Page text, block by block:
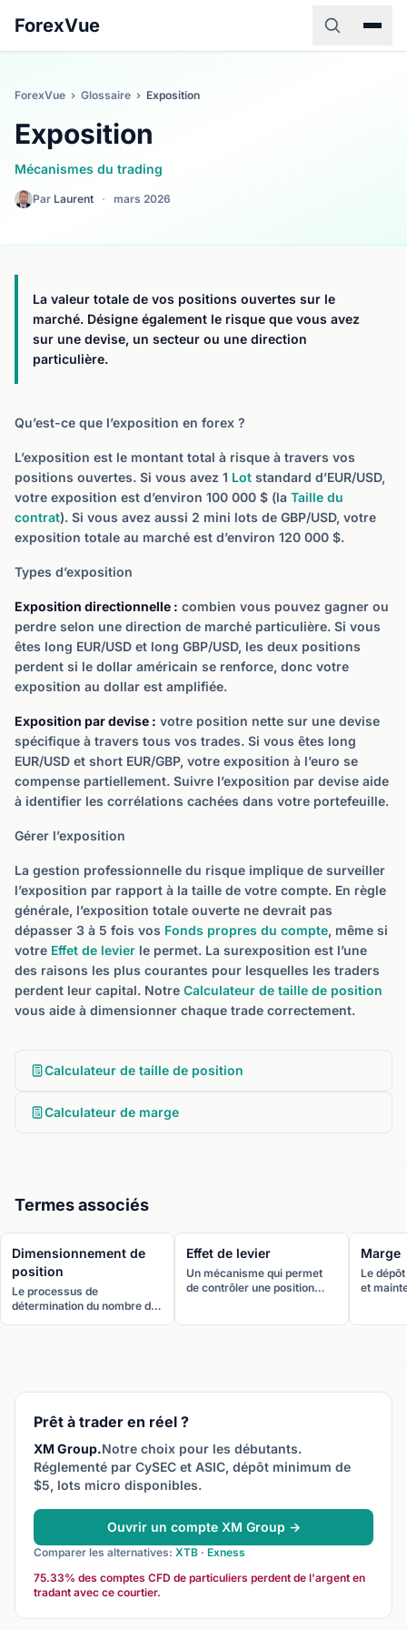
ForexVue
ForexVue › Glossaire › Exposition
Exposition
Mécanismes du trading
Par Laurent · mars 2026
La valeur totale de vos positions ouvertes sur le
marché. Désigne également le risque que vous avez
sur une devise, un secteur ou une direction
particulière.
Qu’est-ce que l’exposition en forex ?
L’exposition est le montant total à risque à travers vos
positions ouvertes. Si vous avez 1 Lot standard d’EUR/USD,
votre exposition est d’environ 100 000 $ (la Taille du
contrat). Si vous avez aussi 2 mini lots de GBP/USD, votre
exposition totale au marché est d’environ 120 000 $.
Types d’exposition
Exposition directionnelle : combien vous pouvez gagner ou
perdre selon une direction de marché particulière. Si vous
êtes long EUR/USD et long GBP/USD, les deux positions
perdent si le dollar américain se renforce, donc votre
exposition au dollar est amplifiée.
Exposition par devise : votre position nette sur une devise
spécifique à travers tous vos trades. Si vous êtes long
EUR/USD et short EUR/GBP, votre exposition à l’euro se
compense partiellement. Suivre l’exposition par devise aide
à identifier les corrélations cachées dans votre portefeuille.
Gérer l’exposition
La gestion professionnelle du risque implique de surveiller
l’exposition par rapport à la taille de votre compte. En règle
générale, l’exposition totale ouverte ne devrait pas
dépasser 3 à 5 fois vos Fonds propres du compte, même si
votre Effet de levier le permet. La surexposition est l’une
des raisons les plus courantes pour lesquelles les traders
perdent leur capital. Notre Calculateur de taille de position
vous aide à dimensionner chaque trade correctement.
Calculateur de taille de position
Calculateur de marge
Termes associés
Dimensionnement de
position
Le processus de
détermination du nombre de
dimensionnement garantit
causer de dommages
compte.
Effet de levier
Un mécanisme qui permet
de contrôler une position
Marge
Le
et
Prêt à trader en réel ?
XM Group.Notre choix pour les débutants.
Réglementé par CySEC et ASIC, dépôt minimum de
$5, lots micro disponibles.
Ouvrir un compte XM Group →
Comparer les alternatives: XTB · Exness
75.33% des comptes CFD de particuliers perdent de l'argent en
tradant avec ce courtier.